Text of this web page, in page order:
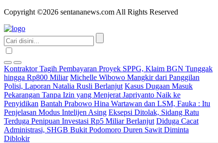
Copyright ©2026 sentananews.com All Rights Reserved
Kontraktor Tagih Pembayaran Proyek SPPG, Klaim BGN Tunggak
hingga Rp800 Miliar Michelle Wibowo Mangkir dari Panggilan
Polisi, Laporan Natalia Rusli Berlanjut Kasus Dugaan Masuk
Pekarangan Tanpa Izin yang Menjerat Japriyanto Naik ke
Penyidikan Bantah Prabowo Hina Wartawan dan LSM, Fauka : Itu
Penjelasan Modus Intelijen Asing Eksepsi Ditolak, Sidang Ratu
Terduga Penipuan Investasi Rp5 Miliar Berlanjut Diduga Cacat
Administrasi, SHGB Bukit Podomoro Duren Sawit Diminta
Diblokir